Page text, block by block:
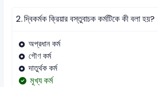
2.দ্বিকর্মক ক্রিয়ার বস্তুবাচক কর্মটিকে কী বলা হয়?
অপ্রধান কর্ম
গৌণ কর্ম
দাতুর্থক কর্ম
মূখ্য কর্ম